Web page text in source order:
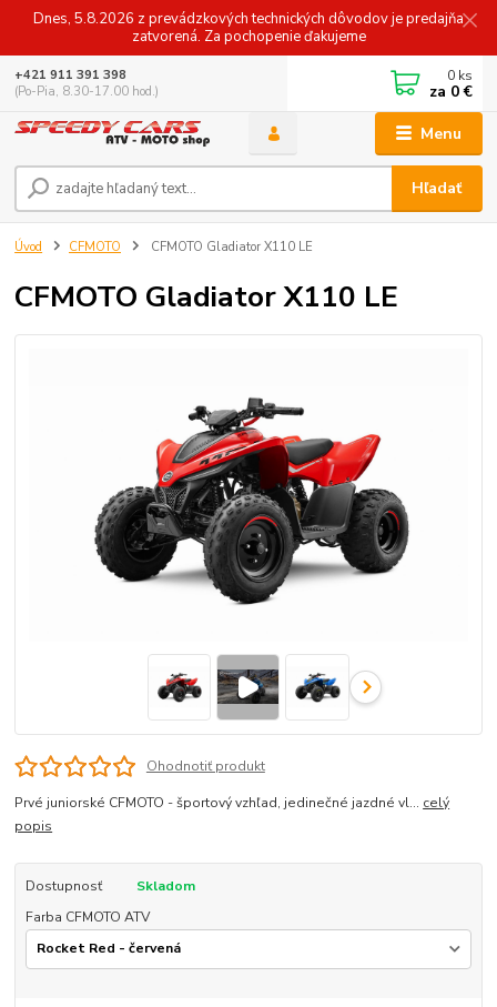
Dnes, 5.8.2026 z prevádzkových technických dôvodov je predajňa
zatvorená. Za pochopenie ďakujeme
Menu
Hľadať
+421 911 391 398
(Po-Pia, 8.30-17.00 hod.)
0 ks
za 0 €
Úvod CFMOTO CFMOTO Gladiator X110 LE
CFMOTO Gladiator X110 LE
Ohodnotiť produkt
Prvé juniorské CFMOTO - športový vzhľad, jedinečné jazdné vl... celý
popis
Dostupnosť
Skladom
Farba CFMOTO ATV